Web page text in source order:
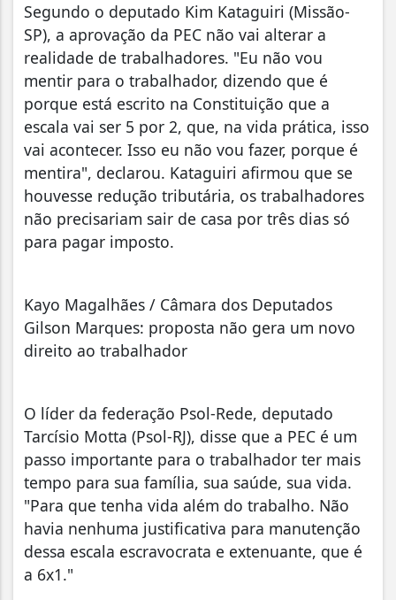
Segundo o deputado Kim Kataguiri (Missão-
SP), a aprovação da PEC não vai alterar a
realidade de trabalhadores. "Eu não vou
mentir para o trabalhador, dizendo que é
porque está escrito na Constituição que a
escala vai ser 5 por 2, que, na vida prática, isso
vai acontecer. Isso eu não vou fazer, porque é
mentira", declarou. Kataguiri afirmou que se
houvesse redução tributária, os trabalhadores
não precisariam sair de casa por três dias só
para pagar imposto.
Kayo Magalhães / Câmara dos Deputados
Gilson Marques: proposta não gera um novo
direito ao trabalhador
O líder da federação Psol-Rede, deputado
Tarcísio Motta (Psol-RJ), disse que a PEC é um
passo importante para o trabalhador ter mais
tempo para sua família, sua saúde, sua vida.
"Para que tenha vida além do trabalho. Não
havia nenhuma justificativa para manutenção
dessa escala escravocrata e extenuante, que é
a 6x1."